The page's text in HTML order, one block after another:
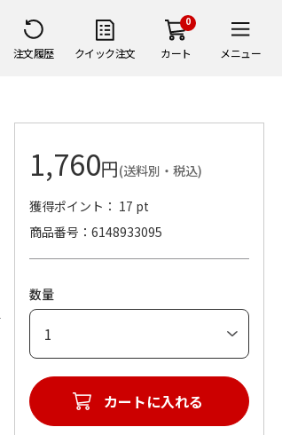
注文履歴 クイック注文
0
カート メニュー
1,760円(送料別・税込)
獲得ポイント： 17 pt
商品番号
6148933095
数量
カートに入れる